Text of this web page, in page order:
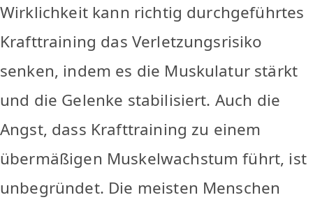
Wirklichkeit kann richtig durchgeführtes
Krafttraining das Verletzungsrisiko
senken, indem es die Muskulatur stärkt
und die Gelenke stabilisiert. Auch die
Angst, dass Krafttraining zu einem
übermäßigen Muskelwachstum führt, ist
unbegründet. Die meisten Menschen